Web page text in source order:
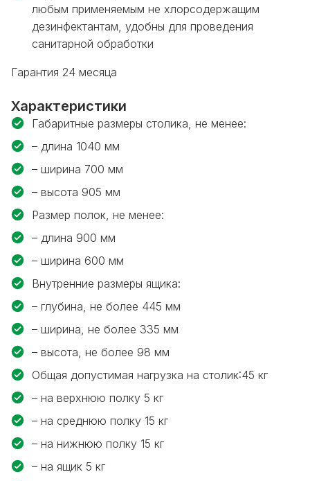
любым применяемым не хлорсодержащим
дезинфектантам, удобны для проведения
санитарной обработки
Гарантия 24 месяца
Характеристики
Габаритные размеры столика, не менее:
– длина 1040 мм
– ширина 700 мм
– высота 905 мм
Размер полок, не менее:
– длина 900 мм
– ширина 600 мм
Внутренние размеры ящика:
– глубина, не более 445 мм
– ширина, не более 335 мм
– высота, не более 98 мм
Общая допустимая нагрузка на столик:45 кг
– на верхнюю полку 5 кг
– на среднюю полку 15 кг
– на нижнюю полку 15 кг
– на ящик 5 кг